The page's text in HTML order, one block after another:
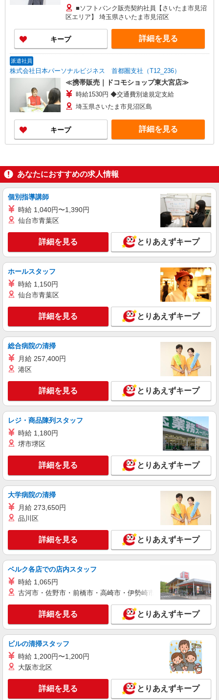
■ソフトバンク販売契約社員【さいたま市見沼
区エリア】 埼玉県さいたま市見沼区
キープ 詳細を見る
派遣社員
株式会社日本パーソナルビジネス 首都圏支社（T12_236）
≪携帯販売｜ドコモショップ東大宮店≫
時給1530円 ◆交通費別途規定支給
埼玉県さいたま市見沼区島
キープ 詳細を見る
あなたにおすすめの求人情報
個別指導講師
時給 1,040円〜1,390円
仙台市青葉区
詳細を見る とりあえずキープ
ホールスタッフ
時給 1,150円
仙台市青葉区
詳細を見る とりあえずキープ
総合病院の清掃
月給 257,400円
港区
詳細を見る とりあえずキープ
レジ・商品陳列スタッフ
時給 1,180円
堺市堺区
詳細を見る とりあえずキープ
大学病院の清掃
月給 273,650円
品川区
詳細を見る とりあえずキープ
ベルク各店での店内スタッフ
時給 1,065円
古河市・佐野市・前橋市・高崎市・伊勢崎市・太田市・館林市
詳細を見る とりあえずキープ
ビルの清掃スタッフ
時給 1,200円〜1,200円
大阪市北区
詳細を見る とりあえずキープ